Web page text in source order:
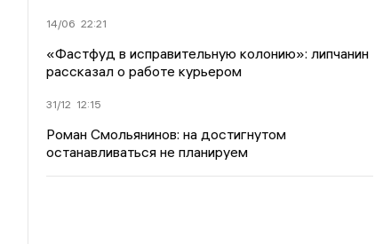
14/06 22:21
«Фастфуд в исправительную колонию»: липчанин
рассказал о работе курьером
31/12 12:15
Роман Смольянинов: на достигнутом
останавливаться не планируем